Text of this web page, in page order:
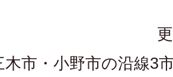
木市・小野市の沿線3